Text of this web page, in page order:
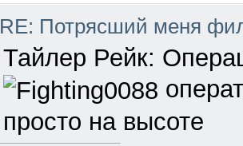
RE: Потрясший меня
Тайлер Рейк:
просто на высоте